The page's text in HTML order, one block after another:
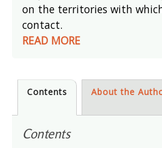
on the territories with
contact.
READ MORE
Contents About the
Contents